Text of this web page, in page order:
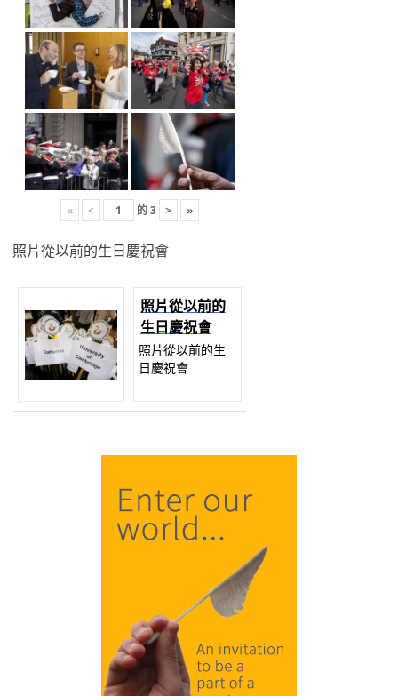
« < 的3 > »
照片從以前的生日慶祝會
照片從以前的
生日慶祝會
照片從以前的生
日慶祝會